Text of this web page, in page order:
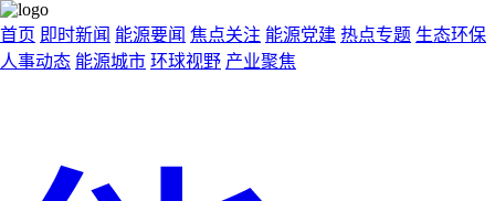
首页 即时新闻 能源要闻 焦点关注 能源党建 热点专题 生态环保
人事动态 能源城市 环球视野 产业聚焦